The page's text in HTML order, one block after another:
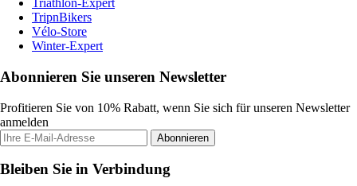
Triathlon-Expert
TripnBikers
Vélo-Store
Winter-Expert
Abonnieren Sie unseren Newsletter
Profitieren Sie von 10% Rabatt, wenn Sie sich für unseren Newsletter
anmelden
Abonnieren
Bleiben Sie in Verbindung